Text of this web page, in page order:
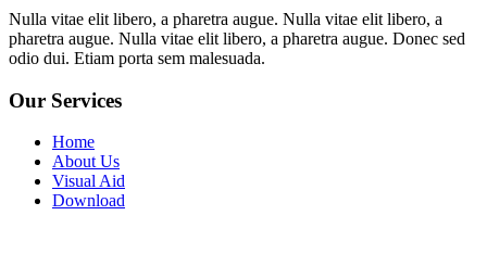
Nulla vitae elit libero, a pharetra augue. Nulla vitae elit libero, a
pharetra augue. Nulla vitae elit libero, a pharetra augue. Donec sed
odio dui. Etiam porta sem malesuada.
Our Services
Home
About Us
Visual Aid
Download